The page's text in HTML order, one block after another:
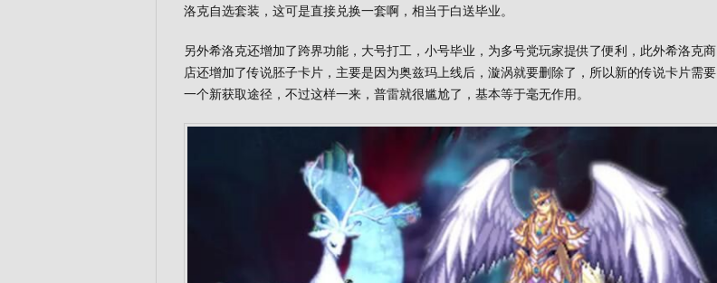
洛克自选套装，这可是直接兑换一套啊，相当于白送毕业。
另外希洛克还增加了跨界功能，大号打工，小号毕业，为多号党玩家提供了便利，此外希洛克商
店还增加了传说胚子卡片，主要是因为奥兹玛上线后，漩涡就要删除了，所以新的传说卡片需要
一个新获取途径，不过这样一来，普雷就很尴尬了，基本等于毫无作用。